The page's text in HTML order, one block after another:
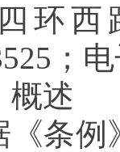
环西
；
概述
《条例